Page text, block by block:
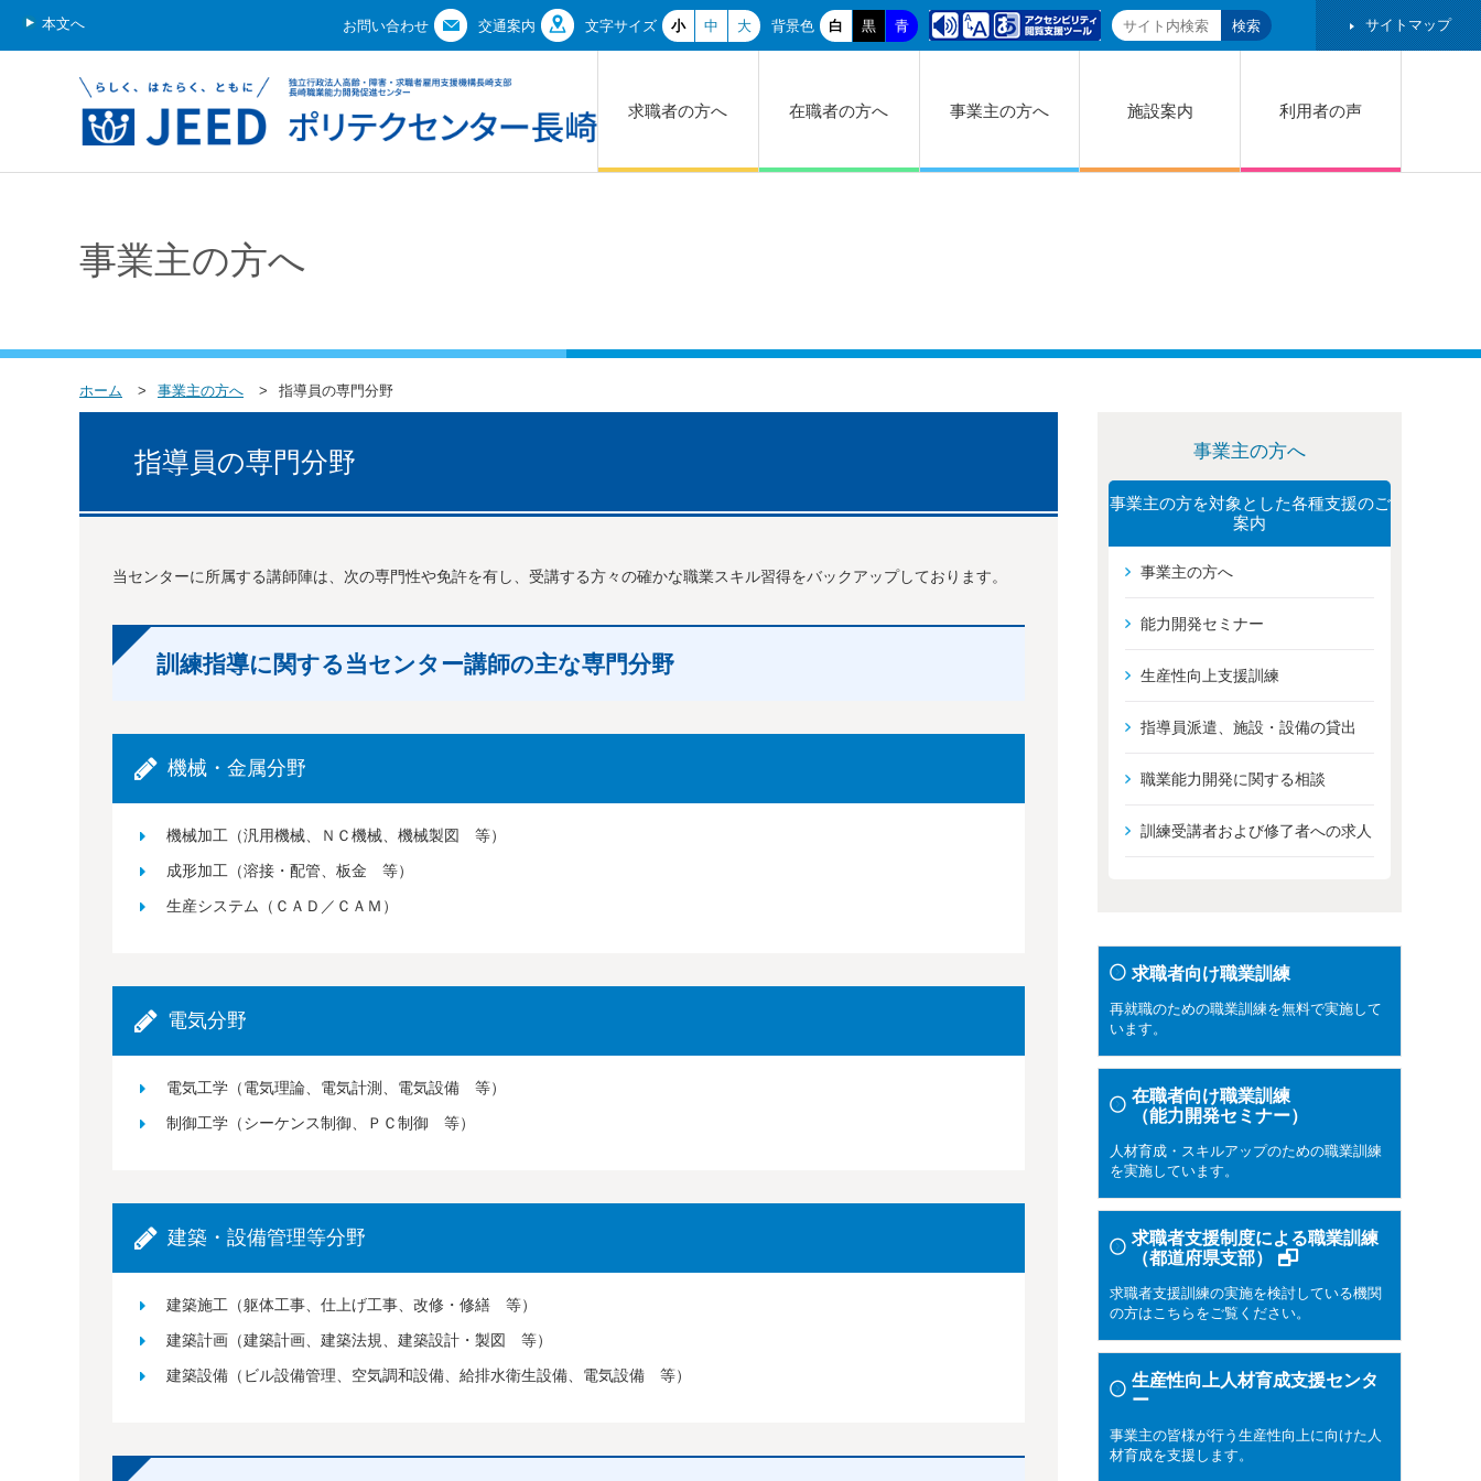
本文へ お問い合わせ 交通案内 文字サイズ 小 中 大 背景色 白 黒 青 サイトマップ
求職者の方へ 在職者の方へ 事業主の方へ 施設案内 利用者の声
事業主の方へ
ホーム 事業主の方へ 指導員の専門分野
指導員の専門分野
当センターに所属する講師陣は、次の専門性や免許を有し、受講する方々の確かな職業スキル習得をバックアップしております。
訓練指導に関する当センター講師の主な専門分野
機械・金属分野
機械加工（汎用機械、ＮＣ機械、機械製図 等）
成形加工（溶接・配管、板金 等）
生産システム（ＣＡＤ／ＣＡＭ）
電気分野
電気工学（電気理論、電気計測、電気設備 等）
制御工学（シーケンス制御、ＰＣ制御 等）
建築・設備管理等分野
建築施工（躯体工事、仕上げ工事、改修・修繕 等）
建築計画（建築計画、建築法規、建築設計・製図 等）
建築設備（ビル設備管理、空気調和設備、給排水衛生設備、電気設備 等）
事業主の方へ
事業主の方を対象とした各種支援のご
案内
事業主の方へ
能力開発セミナー
生産性向上支援訓練
指導員派遣、施設・設備の貸出
職業能力開発に関する相談
訓練受講者および修了者への求人
求職者向け職業訓練
再就職のための職業訓練を無料で実施して
います。
在職者向け職業訓練
（能力開発セミナー）
人材育成・スキルアップのための職業訓練
を実施しています。
求職者支援制度による職業訓練
（都道府県支部）
求職者支援訓練の実施を検討している機関
の方はこちらをご覧ください。
生産性向上人材育成支援センタ
ー
事業主の皆様が行う生産性向上に向けた人
材育成を支援します。